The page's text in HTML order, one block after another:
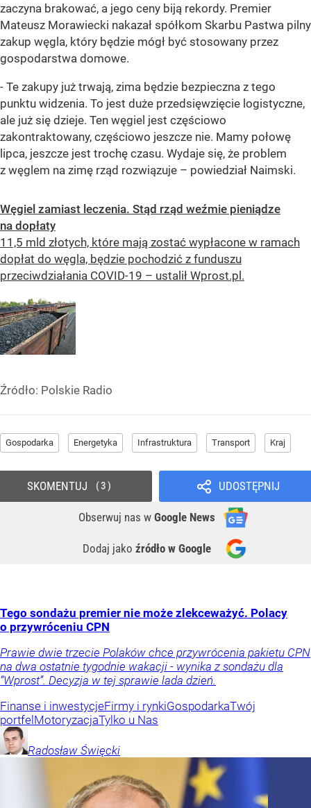
zaczyna brakować, a jego ceny biją rekordy. Premier
Mateusz Morawiecki nakazał spółkom Skarbu Pastwa pilny
zakup węgla, który będzie mógł być stosowany przez
gospodarstwa domowe.
- Te zakupy już trwają, zima będzie bezpieczna z tego
punktu widzenia. To jest duże przedsięwzięcie logistyczne,
ale już się dzieje. Ten węgiel jest częściowo
zakontraktowany, częściowo jeszcze nie. Mamy połowę
lipca, jeszcze jest trochę czasu. Wydaje się, że problem
z węglem na zimę rząd rozwiązuje – powiedział Naimski.
Węgiel zamiast leczenia. Stąd rząd weźmie pieniądze
na dopłaty
11,5 mld złotych, które mają zostać wypłacone w ramach
dopłat do węgla, będzie pochodzić z funduszu
przeciwdziałania COVID-19 – ustalił Wprost.pl.
Źródło: Polskie Radio
Gospodarka Energetyka Infrastruktura Transport Kraj
UDOSTĘPNIJ
Obserwuj nas w Google News
Dodaj jako źródło w Google
SKOMENTUJ 3
Tego sondażu premier nie może zlekceważyć. Polacy
o przywróceniu CPN
Prawie dwie trzecie Polaków chce przywrócenia pakietu CPN
na dwa ostatnie tygodnie wakacji - wynika z sondażu dla
“Wprost”. Decyzja w tej sprawie lada dzień.
Finanse i inwestycjeFirmy i rynkiGospodarkaTwój
portfel MotoryzacjaTylko u Nas
Radosław Święcki